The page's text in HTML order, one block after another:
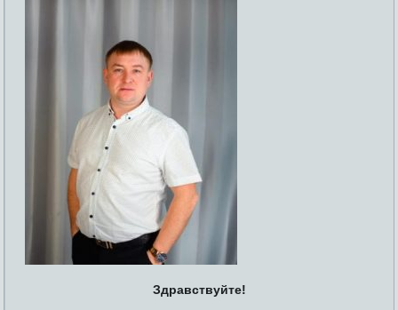
Здравствуйте!